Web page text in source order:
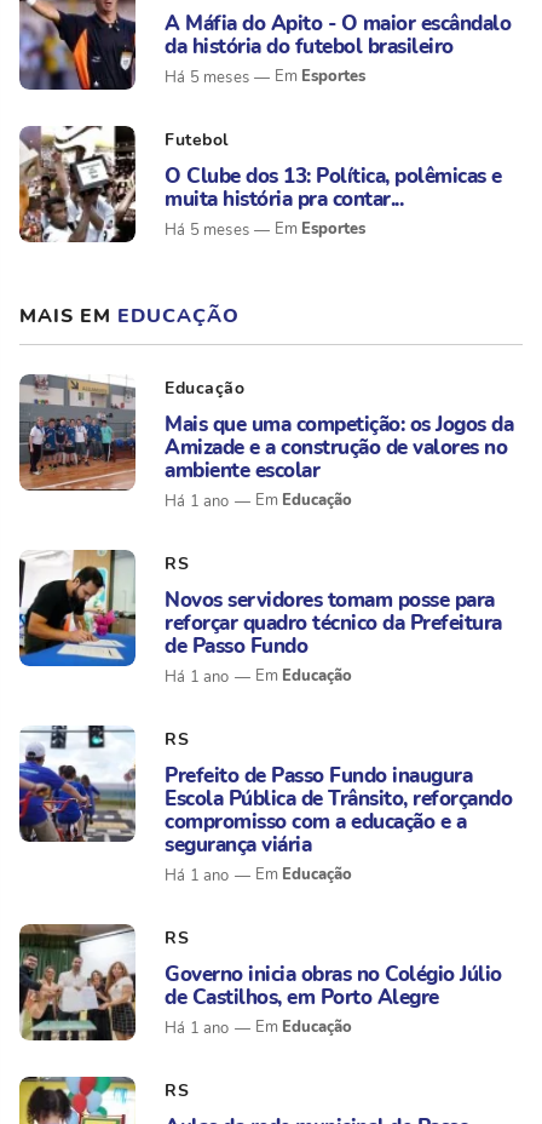
A Máfia do Apito - O maior escândalo
da história do futebol brasileiro
Há 5 meses Esportes
Futebol
O Clube dos 13: Política, polêmicas e
muita história pra contar...
Há 5 meses Esportes
MAIS EM EDUCAÇÃO
Educação
Mais que uma competição: os Jogos da
Amizade e a construção de valores no
ambiente escolar
Há 1 ano Educação
RS
Novos servidores tomam posse para
reforçar quadro técnico da Prefeitura
de Passo Fundo
Há 1 ano Educação
RS
Prefeito de Passo Fundo inaugura
Escola Pública de Trânsito, reforçando
compromisso com a educação e a
segurança viária
Há 1 ano Educação
RS
Governo inicia obras no Colégio Júlio
de Castilhos, em Porto Alegre
Há 1 ano Educação
RS